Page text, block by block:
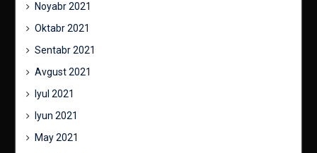
Noyabr 2021
Oktabr 2021
Sentabr 2021
Avgust 2021
Iyul 2021
Iyun 2021
May 2021